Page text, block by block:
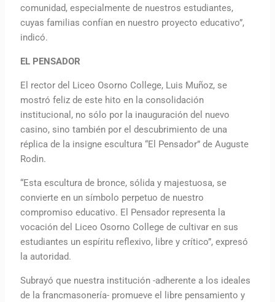
comunidad, especialmente de nuestros estudiantes,
cuyas familias confían en nuestro proyecto educativo”,
indicó.
EL PENSADOR
El rector del Liceo Osorno College, Luis Muñoz, se
mostró feliz de este hito en la consolidación
institucional, no sólo por la inauguración del nuevo
casino, sino también por el descubrimiento de una
réplica de la insigne escultura “El Pensador” de Auguste
Rodin.
“Esta escultura de bronce, sólida y majestuosa, se
convierte en un símbolo perpetuo de nuestro
compromiso educativo. El Pensador representa la
vocación del Liceo Osorno College de cultivar en sus
estudiantes un espíritu reflexivo, libre y crítico”, expresó
la autoridad.
Subrayó que nuestra institución -adherente a los ideales
de la francmasonería- promueve el libre pensamiento y